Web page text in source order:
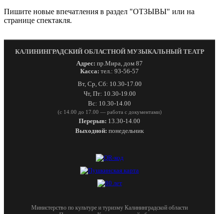
Пишите новые впечатления в раздел "ОТЗЫВЫ" или на
странице спектакля.
КАЛИНИНГРАДСКИЙ ОБЛАСТНОЙ МУЗЫКАЛЬНЫЙ ТЕАТР
Адрес: пр.Мира, дом 87
Касса: тел.: 93-56-57
Вт, Ср, Сб: 10.30-17.00
Чт, Пт: 10.30-19.00
Вс: 10.30-14.00
(с 14.00 до 17.00 — работа с документами)
Перерыв: 13.30-14.00
Выходной: понедельник
Министерство по культуре и туризму Калининградской области